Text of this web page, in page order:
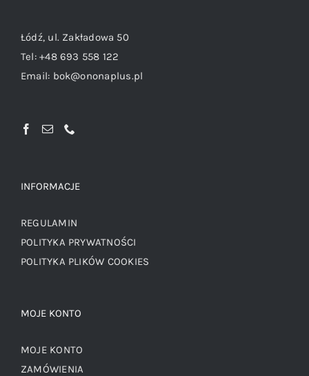
Łódź, ul. Zakładowa 50
Tel:+48 693 558 122
Email: bok@ononaplus.pl
INFORMACJE
REGULAMIN
POLITYKA PRYWATNOŚCI
POLITYKA PLIKÓW COOKIES
MOJE KONTO
MOJE KONTO
ZAMÓWIENIA